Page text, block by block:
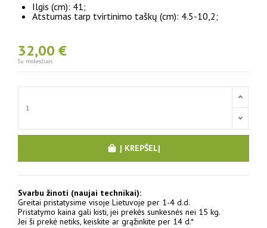
Ilgis (cm): 41;
Atstumas tarp tvirtinimo taškų (cm): 4.5-10,2;
32,00 €
Su mokesčiais
Į KREPŠELĮ
Svarbu žinoti (naujai technikai):
Greitai pristatysime visoje Lietuvoje per 1-4 d.d.
Pristatymo kaina gali kisti, jei prekės sunkesnės nei 15 kg.
Jei ši prekė netiks, keiskite ar grąžinkite per 14 d.*